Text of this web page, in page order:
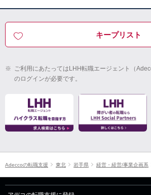
キープリスト
※ ご利用にあたってはLHH転職エージェント（
のログインが必要です。
Adeccoの転職支援 東北 岩手県 経営・経営/事業企画系